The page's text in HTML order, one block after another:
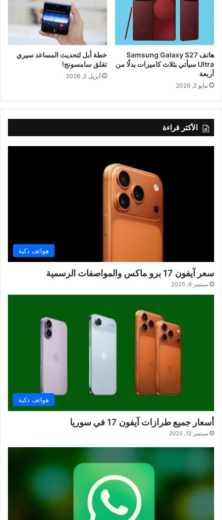
هاتف Samsung Galaxy S27
Ultra سيأتي بثلاث كاميرات بدلًا من
أربعة
مايو 2, 2026
خطة أبل لتحديث المساعد سيري
تقلق سامسونج!
أبريل 2, 2026
الأكثر قراءة
هواتف ذكية
سعر آيفون 17 برو ماكس والمواصفات الرسمية
سبتمبر 9, 2025
هواتف ذكية
أسعار جميع طرازات آيفون 17 في سوريا
سبتمبر 12, 2025